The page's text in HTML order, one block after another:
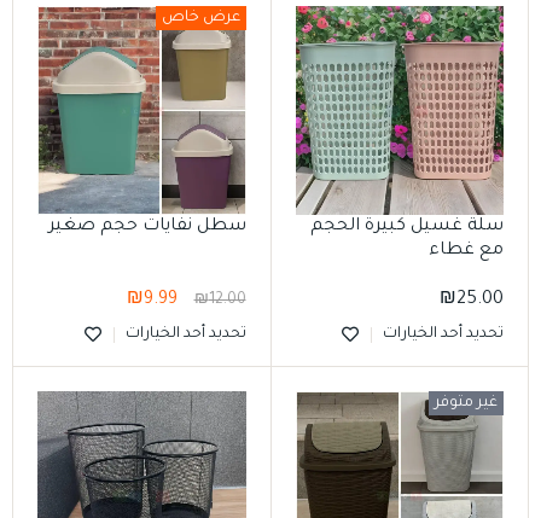
سلة غسيل كبيرة الحجم
مع غطاء
₪25.00
تحديد أحد الخيارات
سطل نفايات حجم صغير
عرض خاص
₪12.00
₪9.99
تحديد أحد الخيارات
غير متوفر